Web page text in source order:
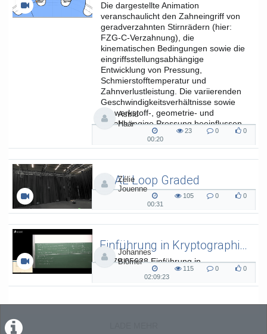
Die dargestellte Animation
veranschaulicht den Zahneingriff von
geradverzahnten Stirnrädern (hier:
FZG-C-Verzahnung), die
kinematischen Bedingungen sowie die
eingriffsstellungsabhängige
Entwicklung von Pressung,
Schmierstofftemperatur und
Zahnverlustleistung. Die variierenden
Geschwindigkeitsverhältnisse sowie
die werkstoff-, geometrie- und
lastabhängige Pressung beeinflussen
Astrid
Haar
00:20
00:20
23
views
0
Kommentare
0
likes
SAAL Loop Graded
SAAL Musikinformatik
Zélie
Jouenne
00:31
00:31
105
views
0
Kommentare
0
likes
Einführung in Kryptographie (in English) 15
L.079.05638 Einführung in
Kryptographie (in English) - SoSe 26
Johannes
Blömer
02:09:23
02:09:23
115
views
0
Kommentare
0
likes